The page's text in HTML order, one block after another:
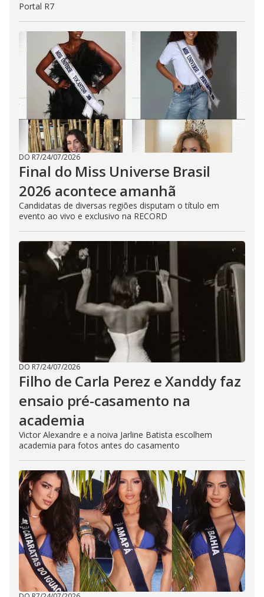
Portal R7
DO R7/24/07/2026
Final do Miss Universe Brasil
2026 acontece amanhã
Candidatas de diversas regiões disputam o título em
evento ao vivo e exclusivo na RECORD
DO R7/24/07/2026
Filho de Carla Perez e Xanddy faz
ensaio pré-casamento na
academia
Victor Alexandre e a noiva Jarline Batista escolhem
academia para fotos antes do casamento